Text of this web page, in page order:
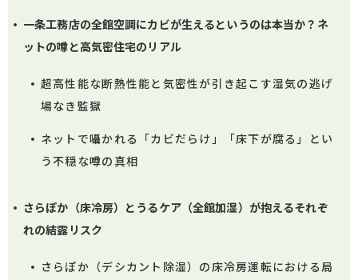
一条工務店の全館空調にカビが生えるというのは本当か？ネ
ットの噂と高気密住宅のリアル
超高性能な断熱性能と気密性が引き起こす湿気の逃げ
場なき監獄
ネットで囁かれる「カビだらけ」「床下が腐る」とい
う不穏な噂の真相
さらぽか（床冷房）とうるケア（全館加湿）が抱えるそれぞ
れの結露リスク
さらぽか（デシカント除湿）の床冷房運転における局